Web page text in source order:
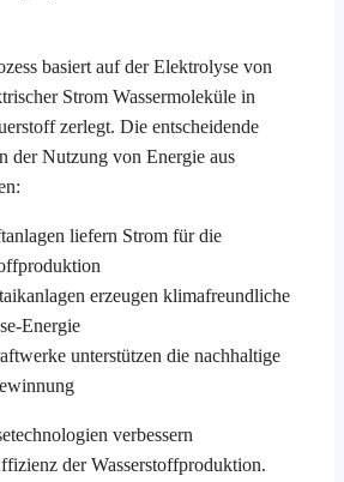
basiert auf der Elektrolyse von
Strom Wassermoleküle in
zerlegt. Die entscheidende
der Nutzung von Energie aus
liefern Strom für die
erzeugen klimafreundliche
Energie
unterstützen die nachhaltige
verbessern
der Wasserstoffproduktion.